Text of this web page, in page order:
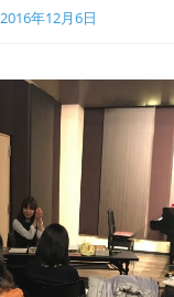
2016年12月6日